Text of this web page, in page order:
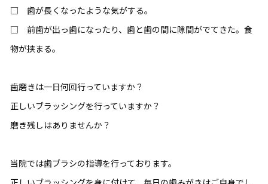
□ 歯が長くなったような気がする。
□ 前歯が出っ歯になったり、歯と歯の間に隙間がでてきた。食
物が挟まる。
歯磨きは一日何回行っていますか？
正しいブラッシングを行っていますか？
磨き残しはありませんか？
当院では歯ブラシの指導を行っております。